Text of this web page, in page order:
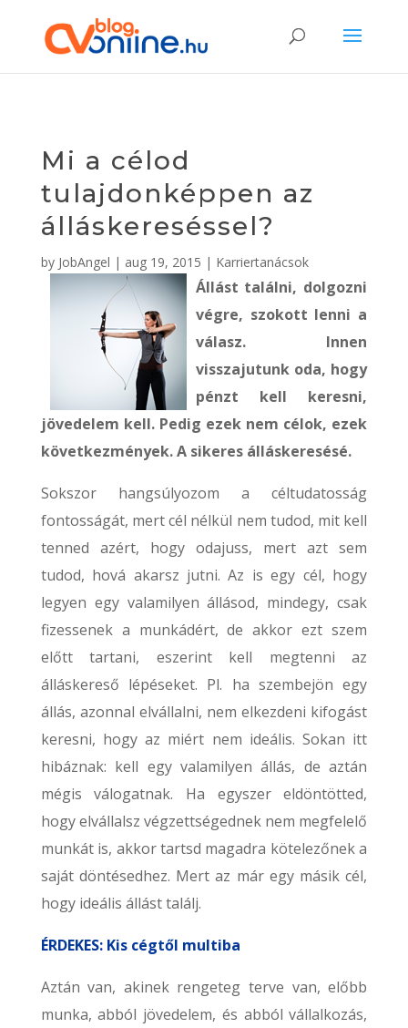
Mi a célod
tulajdonképpen az
álláskereséssel?
by JobAngel | aug 19, 2015 | Karriertanácsok
Állást találni, dolgozni
végre, szokott lenni a
válasz. Innen
visszajutunk oda, hogy
pénzt kell keresni,
jövedelem kell. Pedig ezek nem célok, ezek
következmények. A sikeres álláskeresésé.
Sokszor hangsúlyozom a céltudatosság
fontosságát, mert cél nélkül nem tudod, mit kell
tenned azért, hogy odajuss, mert azt sem
tudod, hová akarsz jutni. Az is egy cél, hogy
legyen egy valamilyen állásod, mindegy, csak
fizessenek a munkádért, de akkor ezt szem
előtt tartani, eszerint kell megtenni az
álláskereső lépéseket. Pl. ha szembejön egy
állás, azonnal elvállalni, nem elkezdeni kifogást
keresni, hogy az miért nem ideális. Sokan itt
hibáznak: kell egy valamilyen állás, de aztán
mégis válogatnak. Ha egyszer eldöntötted,
hogy elvállalsz végzettségednek nem megfelelő
munkát is, akkor tartsd magadra kötelezőnek a
saját döntésedhez. Mert az már egy másik cél,
hogy ideális állást találj.
ÉRDEKES: Kis cégtől multiba
Aztán van, akinek rengeteg terve van, előbb
munka, abból jövedelem, és abból vállalkozás,